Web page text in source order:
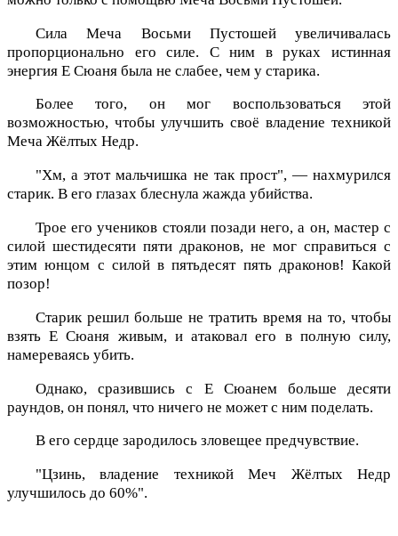
Сила Меча Восьми Пустошей увеличивалась
пропорционально его силе. С ним в руках истинная
энергия Е Сюаня была не слабее, чем у старика.
Более того, он мог воспользоваться этой
возможностью, чтобы улучшить своё владение техникой
Меча Жёлтых Недр.
"Хм, а этот мальчишка не так прост", — нахмурился
старик. В его глазах блеснула жажда убийства.
Трое его учеников стояли позади него, а он, мастер с
силой шестидесяти пяти драконов, не мог справиться с
этим юнцом с силой в пятьдесят пять драконов! Какой
позор!
Старик решил больше не тратить время на то, чтобы
взять Е Сюаня живым, и атаковал его в полную силу,
намереваясь убить.
Однако, сразившись с Е Сюанем больше десяти
раундов, он понял, что ничего не может с ним поделать.
В его сердце зародилось зловещее предчувствие.
"Цзинь, владение техникой Меч Жёлтых Недр
улучшилось до 60%".